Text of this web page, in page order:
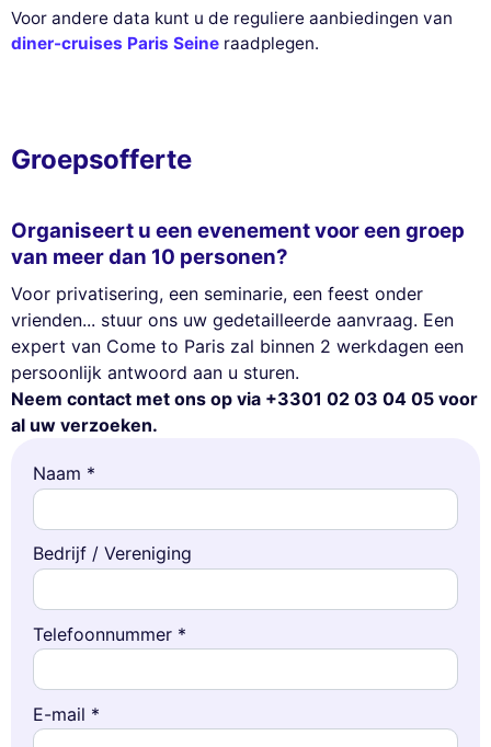
Voor andere data kunt u de reguliere aanbiedingen van
diner-cruises Paris Seine raadplegen.
Groepsofferte
Organiseert u een evenement voor een groep
van meer dan 10 personen?
Voor privatisering, een seminarie, een feest onder
vrienden... stuur ons uw gedetailleerde aanvraag. Een
expert van Come to Paris zal binnen 2 werkdagen een
persoonlijk antwoord aan u sturen.
Neem contact met ons op via +3301 02 03 04 05 voor
al uw verzoeken.
Naam *
Bedrijf / Vereniging
Telefoonnummer *
E-mail *